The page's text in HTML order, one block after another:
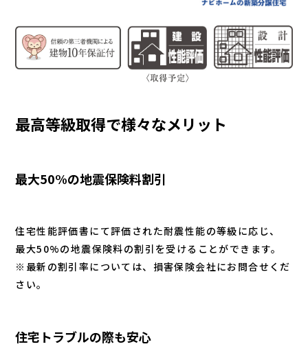
最高等級取得で様々なメリット
最大50%の地震保険料割引
住宅性能評価書にて評価された耐震性能の等級に応じ、
最大50%の地震保険料の割引を受けることができます。
※最新の割引率については、損害保険会社にお問合せくだ
さい。
住宅トラブルの際も安心